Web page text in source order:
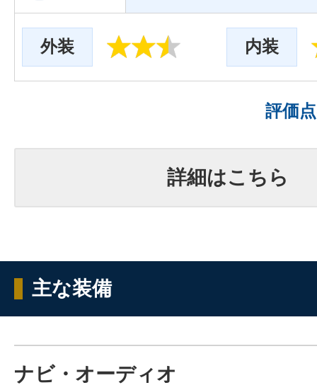
外装 内装
評価
詳細はこちら
主な装備
ナビ・オーディオ